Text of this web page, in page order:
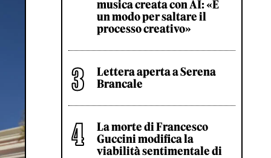
musica creata con AI: «È
un modo per saltare il
processo creativo»
Lettera aperta a Serena
Brancale
La morte di Francesco
Guccini modifica la
viabilità sentimentale di